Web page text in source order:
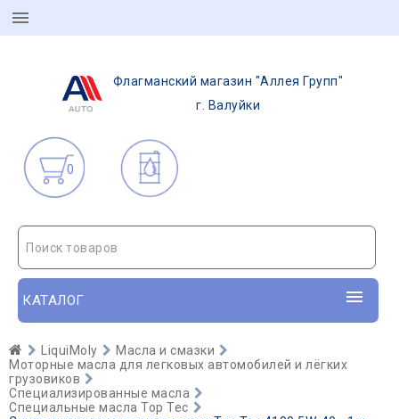
Флагманский магазин "Аллея Групп"
г. Валуйки
0
Поиск товаров
КАТАЛОГ
LiquiMoly
Масла и смазки
Моторные масла для легковых автомобилей и лёгких
грузовиков
Специализированные масла
Специальные масла Top Tec